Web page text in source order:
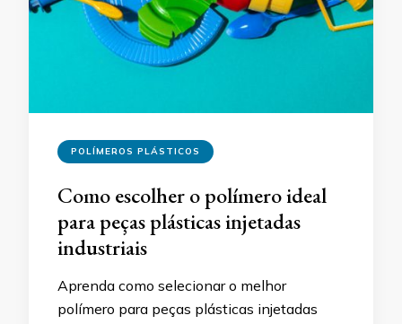
POLÍMEROS PLÁSTICOS
Como escolher o polímero ideal
para peças plásticas injetadas
industriais
Aprenda como selecionar o melhor
polímero para peças plásticas injetadas